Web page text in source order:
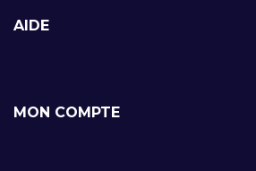
AIDE
MON COMPTE